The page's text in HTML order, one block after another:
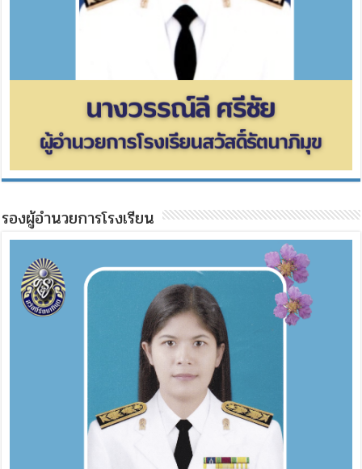
รองผู้อำนวยการโรงเรียน